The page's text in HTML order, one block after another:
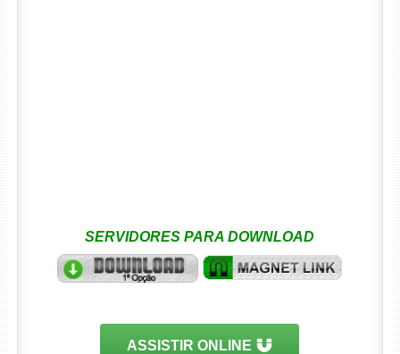
SERVIDORES PARA DOWNLOAD
ASSISTIR ONLINE